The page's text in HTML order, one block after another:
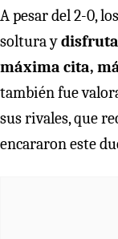
A pesar del 2-0,
soltura y
máxima cita,
también fue
sus rivales, que
encararon este